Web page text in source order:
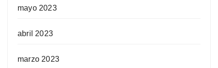
mayo 2023
abril 2023
marzo 2023